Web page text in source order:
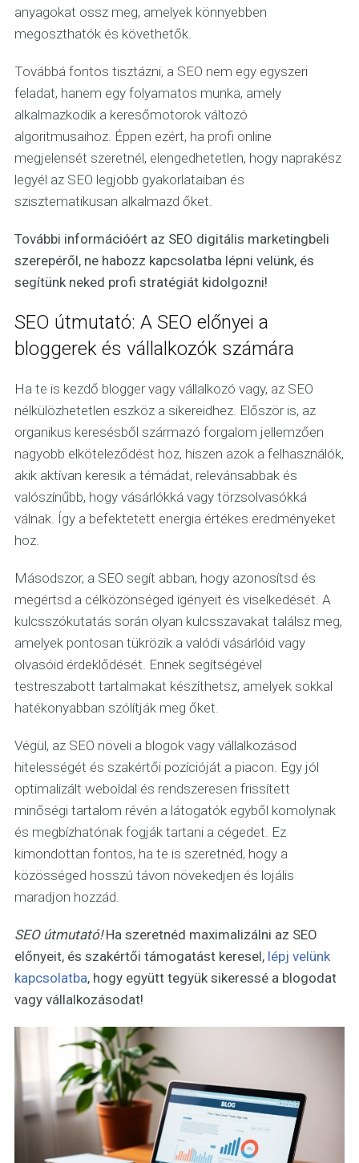
anyagokat ossz meg, amelyek könnyebben
megoszthatók és követhetők.
Továbbá fontos tisztázni, a SEO nem egy egyszeri
feladat, hanem egy folyamatos munka, amely
alkalmazkodik a keresőmotorok változó
algoritmusaihoz. Éppen ezért, ha profi online
megjelensét szeretnél, elengedhetetlen, hogy naprakész
legyél az SEO legjobb gyakorlataiban és
szisztematikusan alkalmazd őket.
További információért az SEO digitális marketingbeli
szerepéről, ne habozz kapcsolatba lépni velünk, és
segítünk neked profi stratégiát kidolgozni!
SEO útmutató: A SEO előnyei a
bloggerek és vállalkozók számára
Ha te is kezdő blogger vagy vállalkozó vagy, az SEO
nélkülözhetetlen eszköz a sikereidhez. Először is, az
organikus keresésből származó forgalom jellemzően
nagyobb elköteleződést hoz, hiszen azok a felhasználók,
akik aktívan keresik a témádat, relevánsabbak és
valószínűbb, hogy vásárlókká vagy törzsolvasókká
válnak. Így a befektetett energia értékes eredményeket
hoz.
Másodszor, a SEO segít abban, hogy azonosítsd és
megértsd a célközönséged igényeit és viselkedését. A
kulcsszókutatás során olyan kulcsszavakat találsz meg,
amelyek pontosan tükrözik a valódi vásárlóid vagy
olvasóid érdeklődését. Ennek segítségével
testreszabott tartalmakat készíthetsz, amelyek sokkal
hatékonyabban szólítják meg őket.
Végül, az SEO növeli a blogok vagy vállalkozásod
hitelességét és szakértői pozícióját a piacon. Egy jól
optimalizált weboldal és rendszeresen frissített
minőségi tartalom révén a látogatók egyből komolynak
és megbízhatónak fogják tartani a cégedet. Ez
kimondottan fontos, ha te is szeretnéd, hogy a
közösséged hosszú távon növekedjen és lojális
maradjon hozzád.
SEO útmutató! Ha szeretnéd maximalizálni az SEO
előnyeit, és szakértői támogatást keresel, lépj velünk
kapcsolatba, hogy együtt tegyük sikeressé a blogodat
vagy vállalkozásodat!